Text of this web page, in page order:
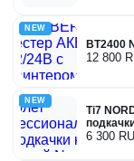
NEW
BT2400
12 800
NEW
Ti7
6 300